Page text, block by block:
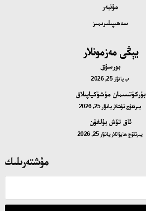
مۇنبەر
سەھىپىلىرىمىز
يېڭى مەزمونلار
بورسۇق
بيانۋار 25, 2026
بۈركۈتسىمان مۈشۈكياپىلاق
يىرتقۇچ قۇشلار يانۋار 25, 2026
ئاق تۆش بۇلغۇن
يىرتقۇچ ھايۋانلار يانۋار 25, 2026
مۇشتەرىلىك